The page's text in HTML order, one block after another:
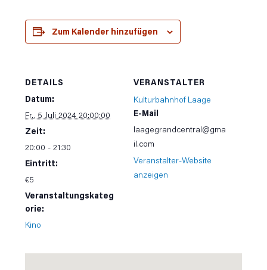
Zum Kalender hinzufügen
DETAILS
Datum:
Fr., 5 Juli 2024 20:00:00
Zeit:
20:00 - 21:30
Eintritt:
€5
Veranstaltungskateg
orie:
Kino
VERANSTALTER
Kulturbahnhof Laage
E-Mail
laagegrandcentral@gma
il.com
Veranstalter-Website
anzeigen